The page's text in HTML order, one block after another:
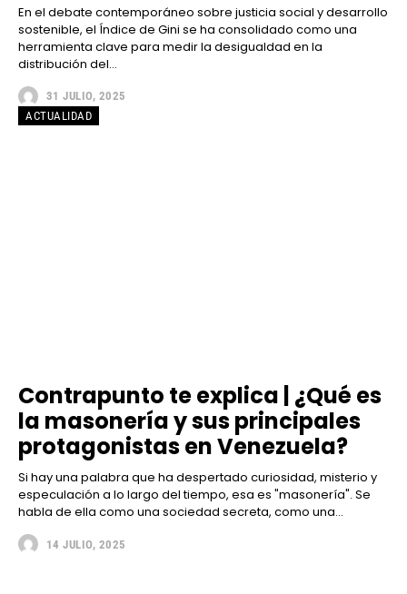
En el debate contemporáneo sobre justicia social y desarrollo
sostenible, el Índice de Gini se ha consolidado como una
herramienta clave para medir la desigualdad en la
distribución del...
31 JULIO, 2025
ACTUALIDAD
Contrapunto te explica | ¿Qué es
la masonería y sus principales
protagonistas en Venezuela?
Si hay una palabra que ha despertado curiosidad, misterio y
especulación a lo largo del tiempo, esa es "masonería". Se
habla de ella como una sociedad secreta, como una...
14 JULIO, 2025